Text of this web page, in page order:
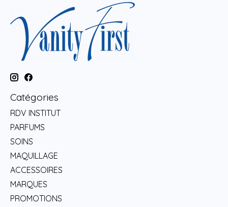
Catégories
RDV INSTITUT
PARFUMS
SOINS
MAQUILLAGE
ACCESSOIRES
MARQUES
PROMOTIONS